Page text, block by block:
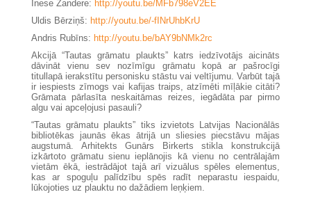
Inese Zandere: http://youtu.be/MFb798eV2EE
Uldis Bērziņš: http://youtu.be/-fINrUhbKrU
Andris Rubīns: http://youtu.be/bAY9bNMk2rc
Akcijā “Tautas grāmatu plaukts” katrs iedzīvotājs aicināts
dāvināt vienu sev nozīmīgu grāmatu kopā ar pašrocīgi
titullapā ierakstītu personisku stāstu vai veltījumu. Varbūt tajā
ir iespiests zīmogs vai kafijas traips, atzīmēti mīļākie citāti?
Grāmata pārlasīta neskaitāmas reizes, iegādāta par pirmo
algu vai apceļojusi pasauli?
“Tautas grāmatu plaukts” tiks izvietots Latvijas Nacionālās
bibliotēkas jaunās ēkas ātrijā un sliesies piecstāvu mājas
augstumā. Arhitekts Gunārs Birkerts stikla konstrukcijā
izkārtoto grāmatu sienu ieplānojis kā vienu no centrālajām
vietām ēkā, iestrādājot tajā arī vizuālus spēles elementus,
kas ar spoguļu palīdzību spēs radīt neparastu iespaidu,
lūkojoties uz plauktu no dažādiem leņķiem.